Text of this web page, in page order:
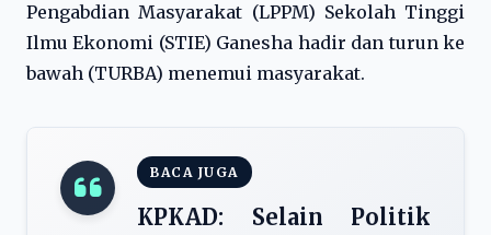
Pengabdian Masyarakat (LPPM) Sekolah Tinggi
Ilmu Ekonomi (STIE) Ganesha hadir dan turun ke
bawah (TURBA) menemui masyarakat.
BACA JUGA
KPKAD: Selain Politik